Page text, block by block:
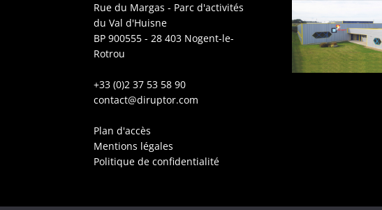
Rue du Margas - Parc d'activités
du Val d'Huisne
BP 900555 - 28 403 Nogent-le-
Rotrou
+33 (0)2 37 53 58 90
contact@diruptor.com
Plan d'accès
Mentions légales
Politique de confidentialité